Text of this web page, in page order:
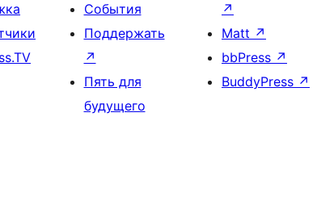
События
Поддержать
↗
Пять для
будущего
↗
Matt ↗
bbPress ↗
BuddyPress ↗